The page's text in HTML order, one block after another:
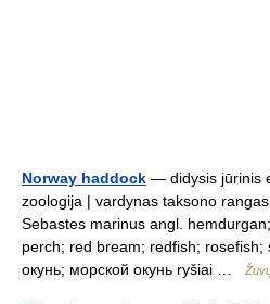
Norway haddock — didysis jūrinis
zoologija | vardynas taksono
Sebastes marinus angl.
perch; red bream; redfish; rosefish;
окунь; морской окунь ryšiai …